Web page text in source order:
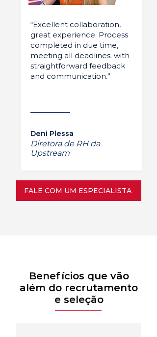
“Excellent collaboration,
great experience. Process
completed in due time,
meeting all deadlines. with
straightforward feedback
and communication.”
Deni Plessa
Diretora de RH da
Upstream
FALE COM UM ESPECIALISTA
Benefícios que vão
além do recrutamento
e seleção